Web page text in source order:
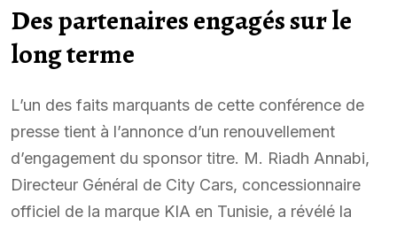
Des partenaires engagés sur le
long terme
L’un des faits marquants de cette conférence de
presse tient à l’annonce d’un renouvellement
d’engagement du sponsor titre. M. Riadh Annabi,
Directeur Général de City Cars, concessionnaire
officiel de la marque KIA en Tunisie, a révélé la